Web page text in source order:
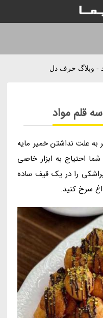
- وبلاگ حرف دل
قلم مواد
علت نداشتن خمیر مایه
احتیاج به ابزار خاصی
را در یک قیف ساده
سرخ کنید.